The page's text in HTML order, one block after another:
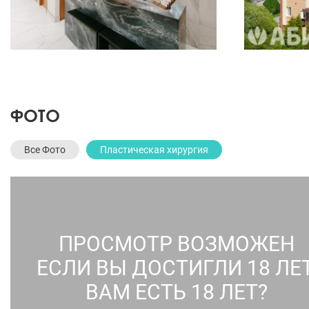
ФОТО
Все Фото Пластическая хирургия
ПРОСМОТР ВОЗМОЖЕН
ЕСЛИ ВЫ ДОСТИГЛИ 18
ВАМ ЕСТЬ 18 ЛЕТ?